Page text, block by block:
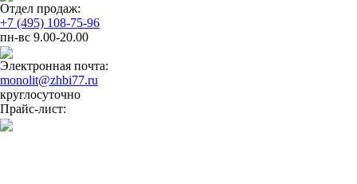
Отдел продаж:
+7 (495) 108-75-96
пн-вс 9.00-20.00
Электронная почта:
monolit@zhbi77.ru
круглосуточно
Прайс-лист: